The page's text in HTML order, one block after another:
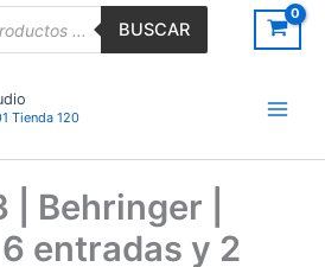
BUSCAR
Tienda 120
Behringer |
entradas y 2